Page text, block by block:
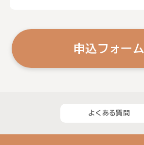
申込フォーム
よくある質問